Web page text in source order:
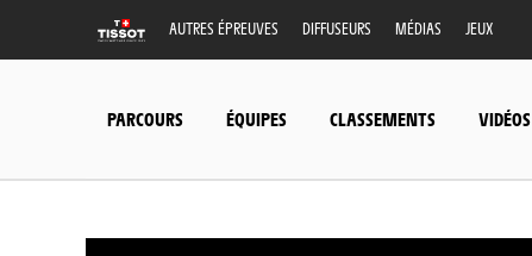
AUTRES ÉPREUVES DIFFUSEURS MÉDIAS JEUX
PARCOURS ÉQUIPES CLASSEMENTS VIDÉOS